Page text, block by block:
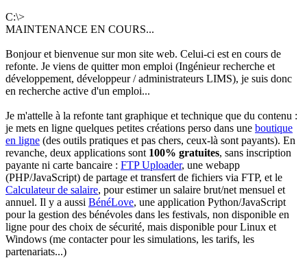
C:\>
MAINTENANCE EN COURS...
Bonjour et bienvenue sur mon site web. Celui-ci est en cours de
refonte. Je viens de quitter mon emploi (Ingénieur recherche et
développement, développeur / administrateurs LIMS), je suis donc
en recherche active d'un emploi...
Je m'attelle à la refonte tant graphique et technique que du contenu :
je mets en ligne quelques petites créations perso dans une boutique
en ligne (des outils pratiques et pas chers, ceux-là sont payants). En
revanche, deux applications sont 100% gratuites, sans inscription
payante ni carte bancaire : FTP Uploader, une webapp
(PHP/JavaScript) de partage et transfert de fichiers via FTP, et le
Calculateur de salaire, pour estimer un salaire brut/net mensuel et
annuel. Il y a aussi BénéLove, une application Python/JavaScript
pour la gestion des bénévoles dans les festivals, non disponible en
ligne pour des choix de sécurité, mais disponible pour Linux et
Windows (me contacter pour les simulations, les tarifs, les
partenariats...)